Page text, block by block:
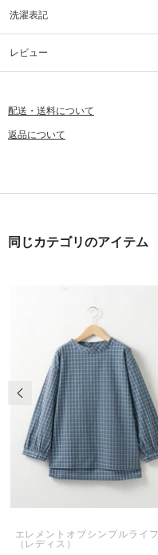
洗濯表記
レビュー
配送・送料について
返品について
同じカテゴリのアイテム
エレメントオブシンプルライフ
（レディス）
前の画像